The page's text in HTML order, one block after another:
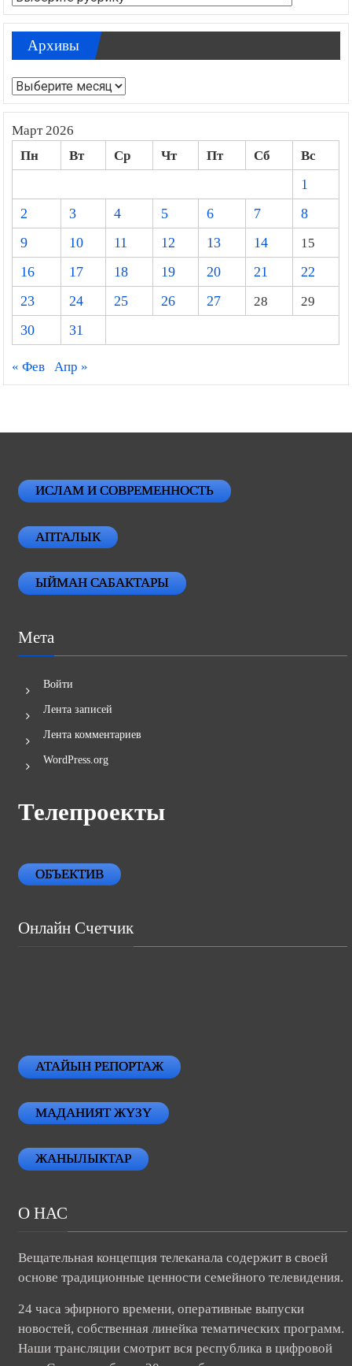
Архивы
Архивы
Март 2026
Пн Вт Ср Чт Пт Сб
Вс
1
2
3 4 5 6 7
8
9
10 11 12 13 14
15
16
17 18 19 20 21
22
23
24 25 26 27 28
29
30
31
« Фев Апр »
ИСЛАМ И СОВРЕМЕННОСТЬ
АПТАЛЫК
ЫЙМАН САБАКТАРЫ
Мета
Войти
Лента записей
Лента комментариев
WordPress.org
Телепроекты
ОБЪЕКТИВ
Онлайн Счетчик
АТАЙЫН РЕПОРТАЖ
МАДАНИЯТ ЖҮЗҮ
ЖАНЫЛЫКТАР
О НАС
Вещательная концепция телеканала содержит в своей
основе традиционные ценности семейного телевидения.
24 часа эфирного времени, оперативные выпуски
новостей, собственная линейка тематических программ.
Наши трансляции смотрит вся республика в цифровой